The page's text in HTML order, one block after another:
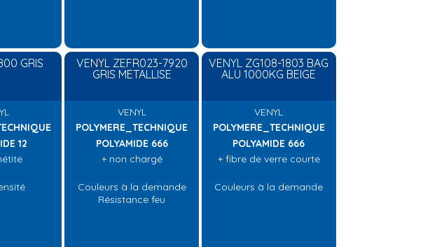
GRIS
12
VENYL ZEFR023-7920
GRIS METALLISE
VENYL
POLYMERE_TECHNIQUE
POLYAMIDE 666
+ non chargé
Couleurs à la demande
Résistance feu
VENYL ZG108-1803 BAG
ALU 1000KG BEIGE
VENYL
POLYMERE_TECHNIQUE
POLYAMIDE 666
+ fibre de verre courte
Couleurs à la demande